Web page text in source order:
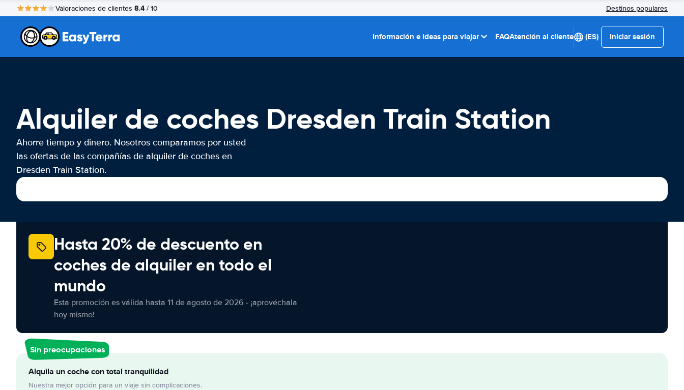
Valoraciones de clientes 8.4 / 10 Destinos populares
Información e ideas para viajar FAQAtención al cliente (ES) Iniciar sesión
Alquiler de coches Dresden Train Station
Ahorre tiempo y dinero. Nosotros comparamos por usted
las ofertas de las compañías de alquiler de coches en
Dresden Train Station.
Hasta 20% de descuento en
coches de alquiler en todo el
mundo
Esta promoción es válida hasta 11 de agosto de 2026 - ¡aprovéchala
hoy mismo!
Sin preocupaciones
Alquila un coche con total tranquilidad
Nuestra mejor opción para un viaje sin complicaciones.